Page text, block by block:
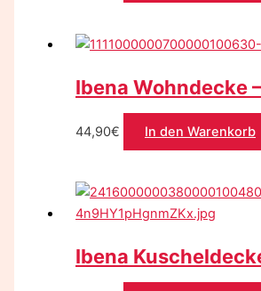
Ibena Wohndecke
44,90€ In den Warenkorb
Ibena